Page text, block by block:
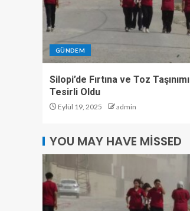
GÜNDEM
Silopi’de Fırtına ve Toz Taşınımı
Tesirli Oldu
Eylül 19, 2025 admin
YOU MAY HAVE MISSED